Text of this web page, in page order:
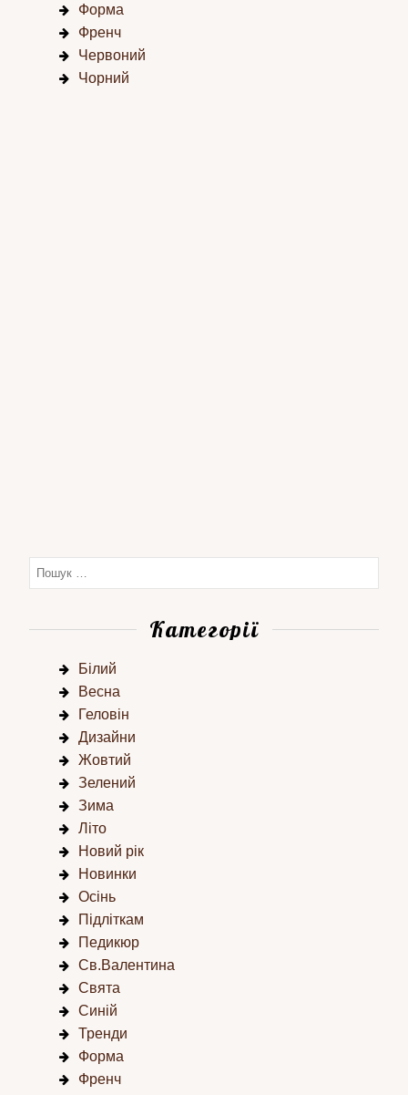
Форма
Френч
Червоний
Чорний
Категорії
Білий
Весна
Геловін
Дизайни
Жовтий
Зелений
Зима
Літо
Новий рік
Новинки
Осінь
Підліткам
Педикюр
Св.Валентина
Свята
Синій
Тренди
Форма
Френч